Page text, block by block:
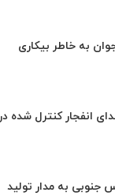
به خاطر بیکاری
انفجار کنترل شده در
به مدار تولید